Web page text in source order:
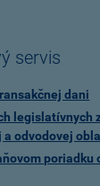
servis
dani
legislatívnych
a odvodovej
poriadku